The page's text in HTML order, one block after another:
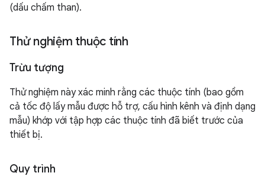
(dấu chấm than).
Thử nghiệm thuộc tính
Trừu tượng
Thử nghiệm này xác minh rằng các thuộc tính (bao gồm
cả tốc độ lấy mẫu được hỗ trợ, cấu hình kênh và định dạng
mẫu) khớp với tập hợp các thuộc tính đã biết trước của
thiết bị.
Quy trình